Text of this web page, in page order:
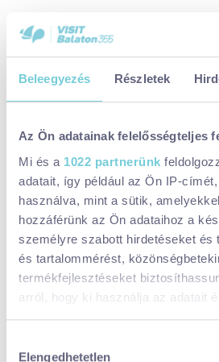
Beleegyezés Részletek
Az Ön adatainak felelősségteljes
Mi és a 1022 partnerünk
adatait, így például az Ön IP-
használva, mint a sütik,
hozzáférünk az Ön adataihoz a
személyre szabott hirdetéseket és
és tartalommérést,
termékfejlesztéseket
arról, hogy ki használja az adatait
Információgyűjtés az Ön
Elengedhetetlen
A szálkai Noresa Étterem és Panzió
találkozott a füge édességével, ezt a
KicsiZso BBQ és Reggeliző megmutatta,
tejfölös variációval.